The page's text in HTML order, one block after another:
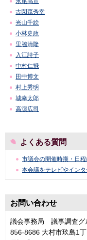
古閑森秀幸
光山千絵
小林史政
里脇清隆
入江詩子
中村仁飛
田中博文
村上秀明
城幸太郎
高濵広司
よくある質問
市議会の開催時期・日程
本会議をテレビやイン
お問い合わせ
議会事務局 議事調査グ
856-8686 大村市玖島1